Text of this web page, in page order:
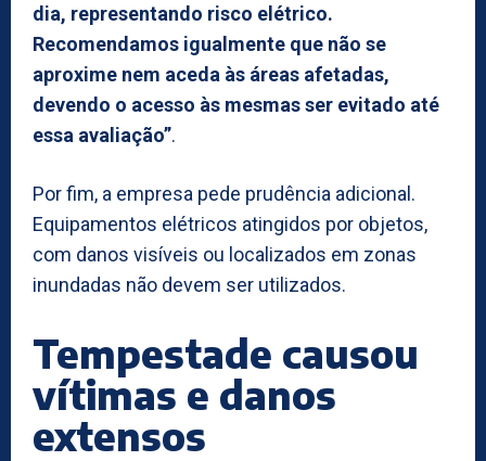
dia, representando risco elétrico.
Recomendamos igualmente que não se
aproxime nem aceda às áreas afetadas,
devendo o acesso às mesmas ser evitado até
essa avaliação”.
Por fim, a empresa pede prudência adicional.
Equipamentos elétricos atingidos por objetos,
com danos visíveis ou localizados em zonas
inundadas não devem ser utilizados.
Tempestade causou
vítimas e danos
extensos